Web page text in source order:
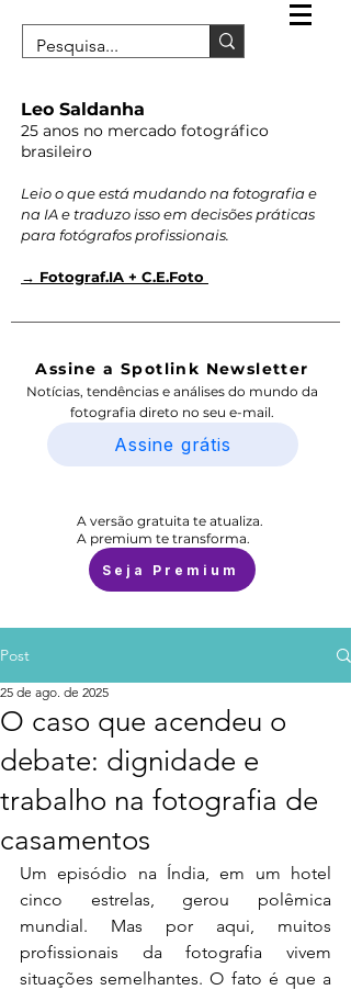
Leo Saldanha
25 anos no mercado fotográfico
brasileiro
Leio o que está mudando na fotografia e
na IA e traduzo isso em decisões práticas
para fotógrafos profissionais.
→ Fotograf.IA + C.E.Foto
Assine a Spotlink Newsletter
Notícias, tendências e análises do mundo da
fotografia direto no seu e-mail.
Assine grátis
A versão gratuita te atualiza.
A premium te transforma.
Seja Premium
Post
O caso que acendeu o
debate: dignidade e
trabalho na fotografia de
casamentos
25 de ago. de 2025
Um episódio na Índia, em um hotel
cinco estrelas, gerou polêmica
mundial. Mas por aqui, muitos
profissionais da fotografia vivem
situações semelhantes. O fato é que a